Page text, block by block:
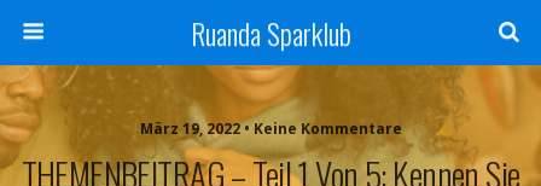
Ruanda Sparklub
März 19, 2022 • Keine Kommentare
THEMENBEITRAG – Teil 1 Von 5: Kennen Sie